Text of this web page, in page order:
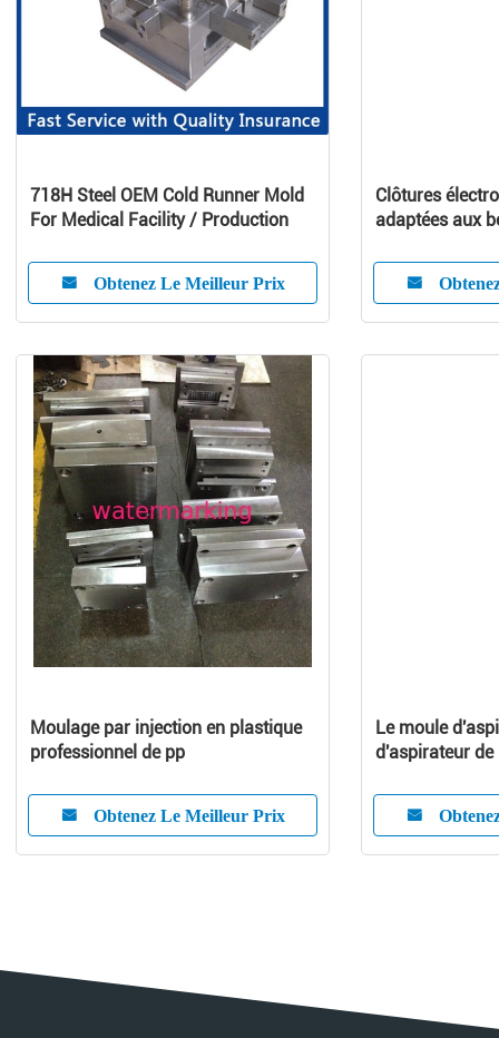
718H Steel OEM Cold Runner Mold
For Medical Facility / Production
Obtenez Le Meilleur Prix
Clôtures
adaptées aux
Silk-screen
Moulage par injection en plastique
professionnel de pp
Obtenez Le Meilleur Prix
Le moule
d'aspirateur de
couverture
appareil